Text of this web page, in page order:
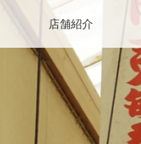
店舗紹介